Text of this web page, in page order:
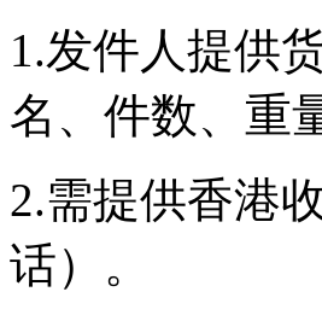
1.发件人提供
名、件数、重
2.需提供香港
话）。